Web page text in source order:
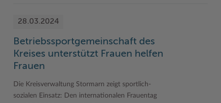
28.03.2024
Betriebssportgemeinschaft des
Kreises unterstützt Frauen helfen
Frauen
Die Kreisverwaltung Stormarn zeigt sportlich-
sozialen Einsatz: Den internationalen Frauentag